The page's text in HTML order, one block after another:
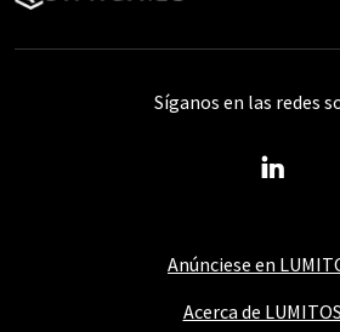
Anúnciese en
Acerca de LUMITOS
Síganos en las redes